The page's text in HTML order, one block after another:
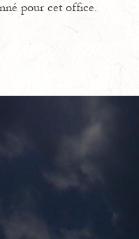
pour cet office.